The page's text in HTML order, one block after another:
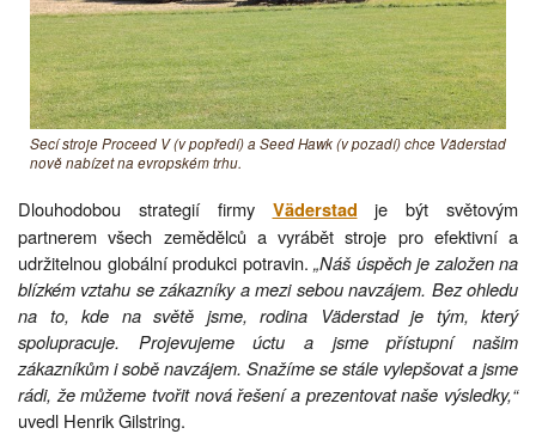
Secí stroje Proceed V (v popředí) a Seed Hawk (v pozadí) chce Väderstad
nově nabízet na evropském trhu.
Dlouhodobou strategií firmy Väderstad je být světovým
partnerem všech zemědělců a vyrábět stroje pro efektivní a
udržitelnou globální produkci potravin. „Náš úspěch je založen na
blízkém vztahu se zákazníky a mezi sebou navzájem. Bez ohledu
na to, kde na světě jsme, rodina Väderstad je tým, který
spolupracuje. Projevujeme úctu a jsme přístupní našim
zákazníkům i sobě navzájem. Snažíme se stále vylepšovat a jsme
rádi, že můžeme tvořit nová řešení a prezentovat naše výsledky,“
uvedl Henrik Gilstring.